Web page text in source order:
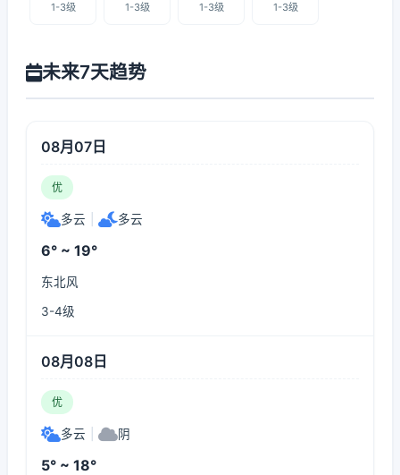
1-3级 1-3级 1-3级 1-3级
未来7天趋势
08月07日
优
多云 多云
6° ~ 19°
东北风
3-4级
08月08日
优
多云 阴
5° ~ 18°